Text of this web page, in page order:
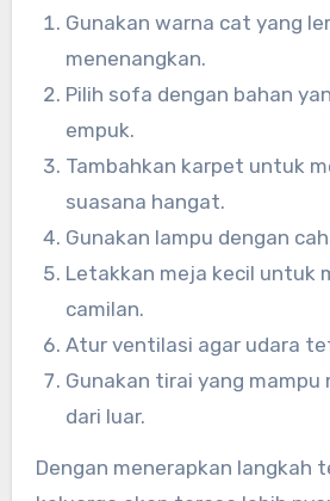
Gunakan warna cat yang
menenangkan.
Pilih sofa dengan bahan
empuk.
Tambahkan karpet untuk
suasana hangat.
Gunakan lampu dengan
Letakkan meja kecil untuk
camilan.
Atur ventilasi agar udara
Gunakan tirai yang mampu
dari luar.
Dengan menerapkan langkah